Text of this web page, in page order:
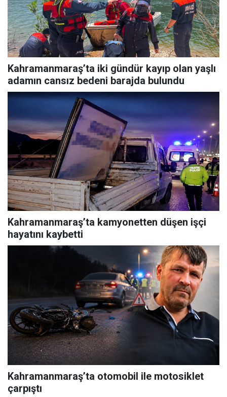
Kahramanmaraş’ta iki gündür kayıp olan yaşlı
adamın cansız bedeni barajda bulundu
Kahramanmaraş’ta kamyonetten düşen işçi
hayatını kaybetti
Kahramanmaraş’ta otomobil ile motosiklet
çarpıştı